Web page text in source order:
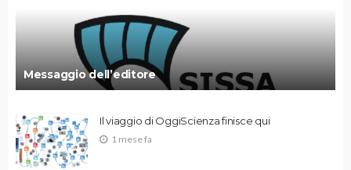
Messaggio dell’editore
Il viaggio di OggiScienza finisce qui
1 mese fa